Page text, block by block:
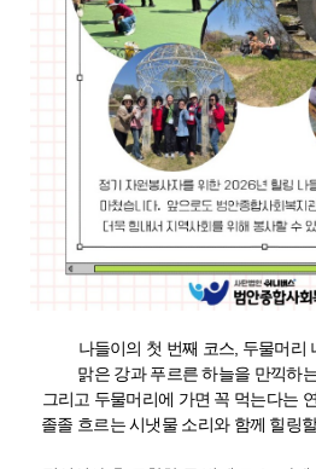
나들이의 첫 번째 코스, 두물머리
맑은 강과 푸르른 하늘을 만끽하
그리고 두물머리에 가면 꼭 먹는다는
졸졸 흐르는 시냇물 소리와 함께 힐링